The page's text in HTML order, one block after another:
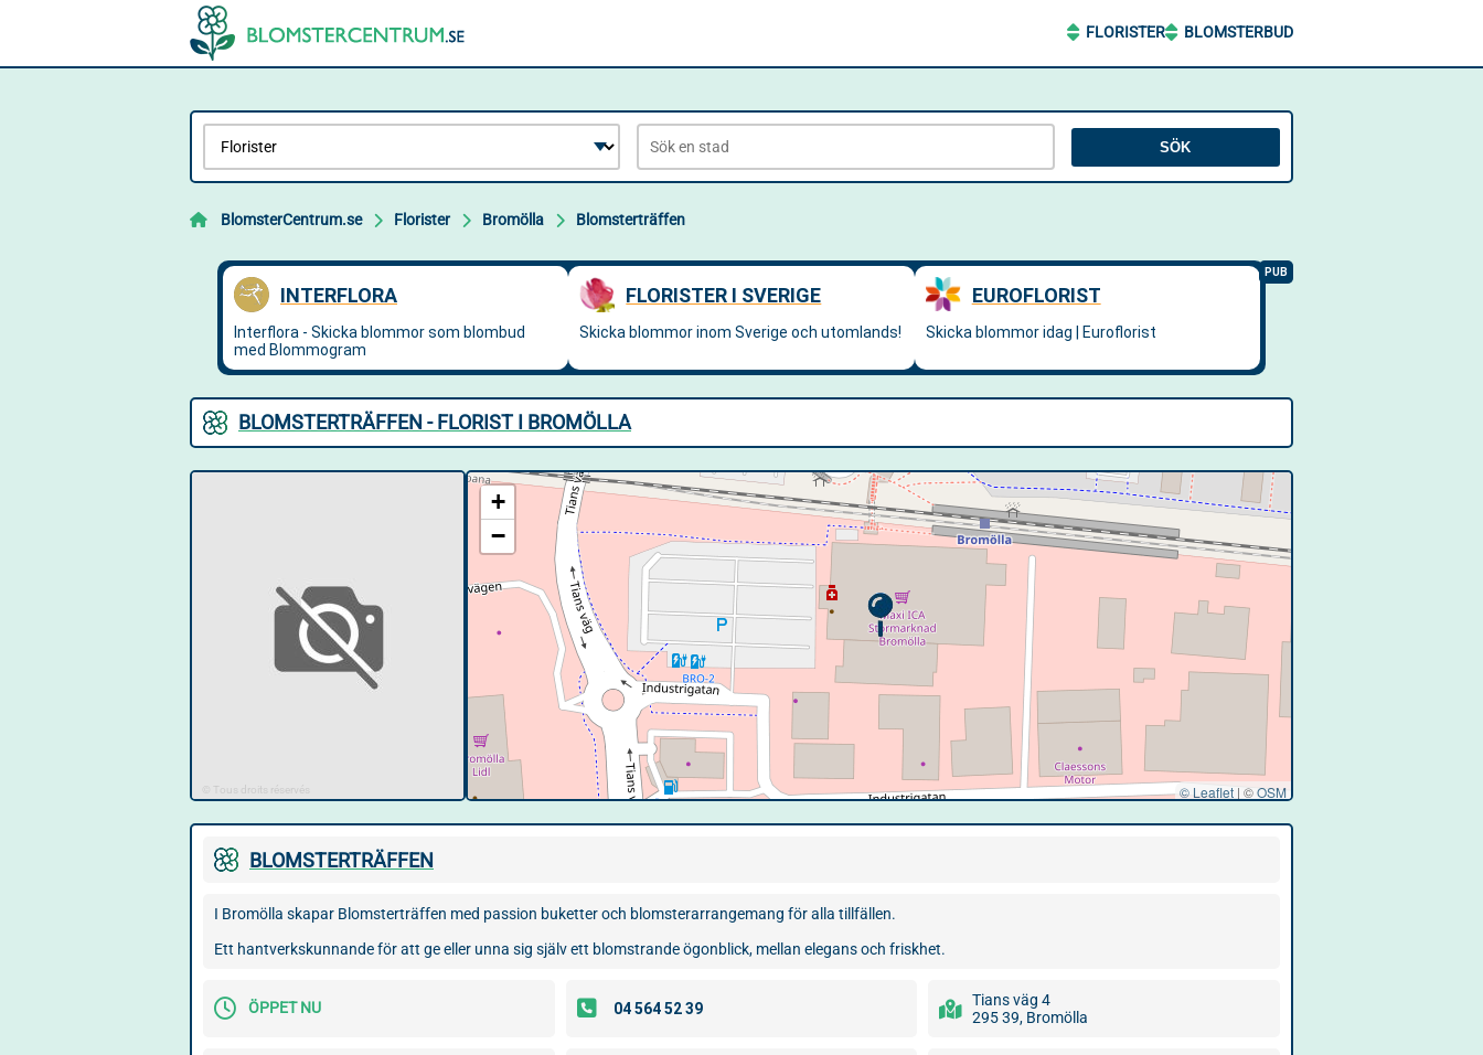
FLORISTER BLOMSTERBUD
SÖK
BlomsterCentrum.se Florister Bromölla Blomsterträffen
BLOMSTERTRÄFFEN - FLORIST I BROMÖLLA
© Tous droits réservés
+
−
© Leaflet | ©OSM
BLOMSTERTRÄFFEN
I Bromölla skapar Blomsterträffen med passion buketter och blomsterarrangemang för alla tillfällen.
Ett hantverkskunnande för att ge eller unna sig själv ett blomstrande ögonblick, mellan elegans och friskhet.
ÖPPET NU
Tians väg 4
295 39, Bromölla